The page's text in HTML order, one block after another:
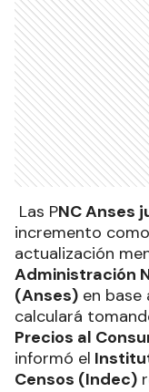
Las PNC Anses
incremento
actualización
Administración
(Anses) en base
calculará
Precios al
informó el
Censos (Indec)